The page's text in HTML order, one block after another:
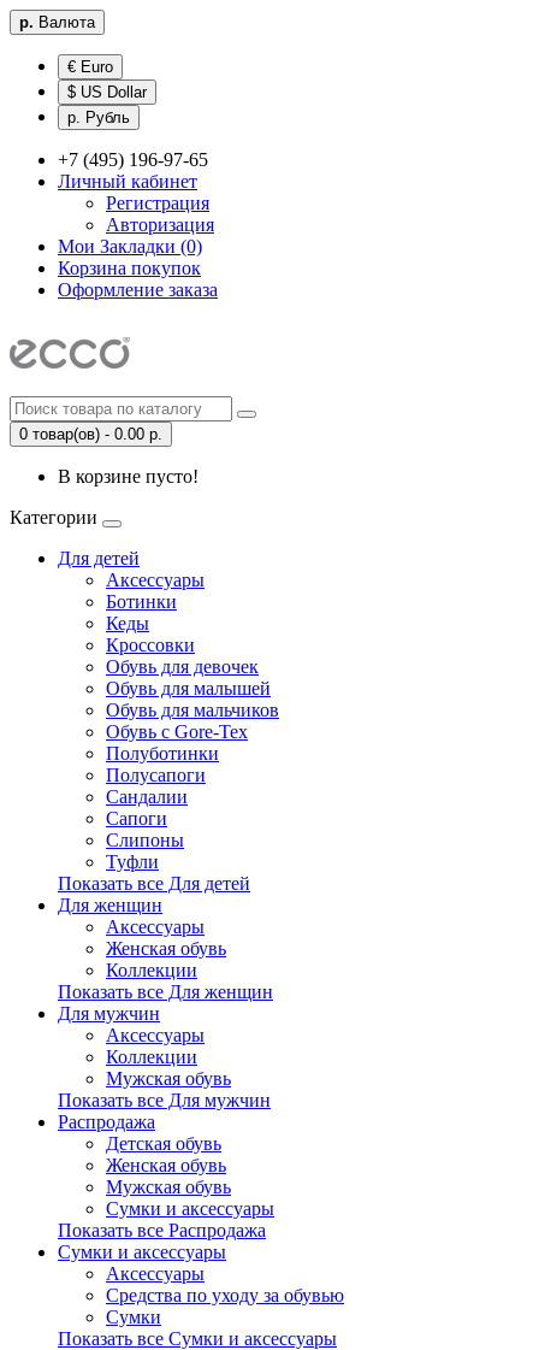
р. Валюта
€ Euro
$ US Dollar
р. Рубль
+7 (495) 196-97-65
Личный кабинет
Регистрация
Авторизация
Мои Закладки (0)
Корзина покупок
Оформление заказа
0 товар(ов) - 0.00 р.
В корзине пусто!
Категории
Для детей
Аксессуары
Ботинки
Кеды
Кроссовки
Обувь для девочек
Обувь для малышей
Обувь для мальчиков
Обувь с Gore-Tex
Полуботинки
Полусапоги
Сандалии
Сапоги
Слипоны
Туфли
Показать все Для детей
Для женщин
Аксессуары
Женская обувь
Коллекции
Показать все Для женщин
Для мужчин
Аксессуары
Коллекции
Мужская обувь
Показать все Для мужчин
Распродажа
Детская обувь
Женская обувь
Мужская обувь
Сумки и аксессуары
Показать все Распродажа
Сумки и аксессуары
Аксессуары
Средства по уходу за обувью
Сумки
Показать все Сумки и аксессуары